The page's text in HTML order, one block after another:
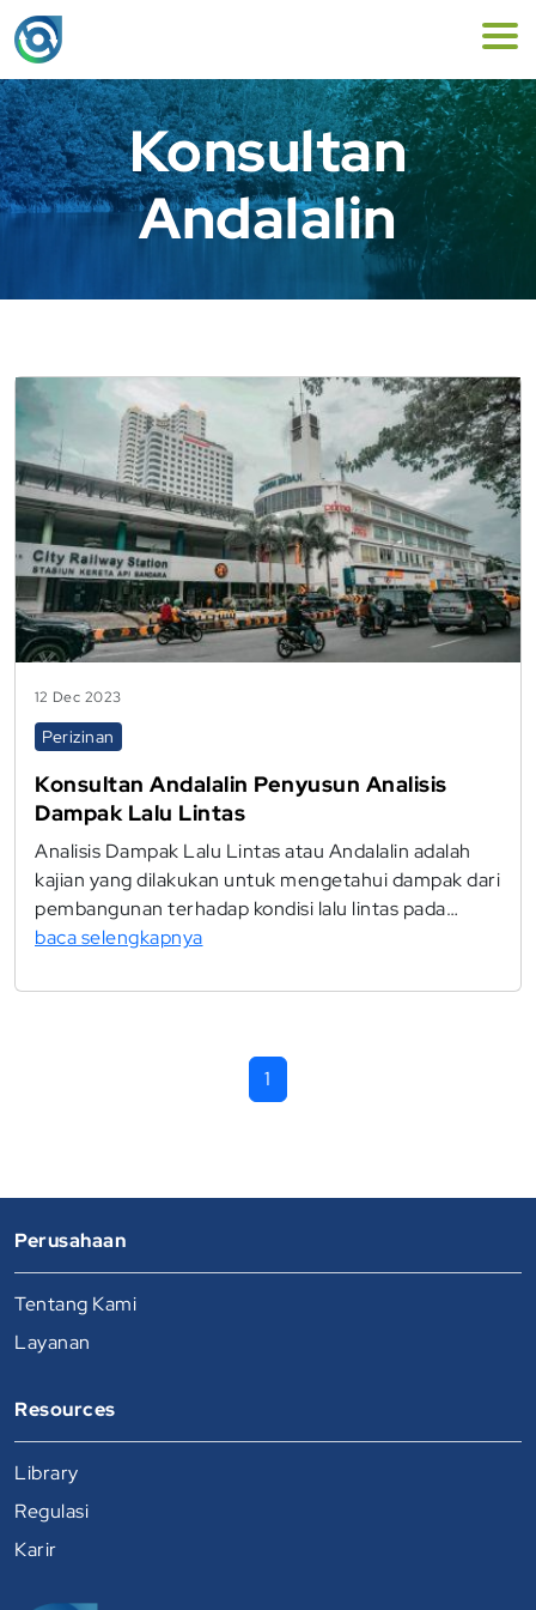
Konsultan
Andalalin
12 Dec 2023
Perizinan
Konsultan Andalalin Penyusun Analisis
Dampak Lalu Lintas
Analisis Dampak Lalu Lintas atau Andalalin adalah
kajian yang dilakukan untuk mengetahui dampak dari
pembangunan terhadap kondisi lalu lintas pada…
baca selengkapnya
1
Perusahaan
Tentang Kami
Layanan
Resources
Library
Regulasi
Karir